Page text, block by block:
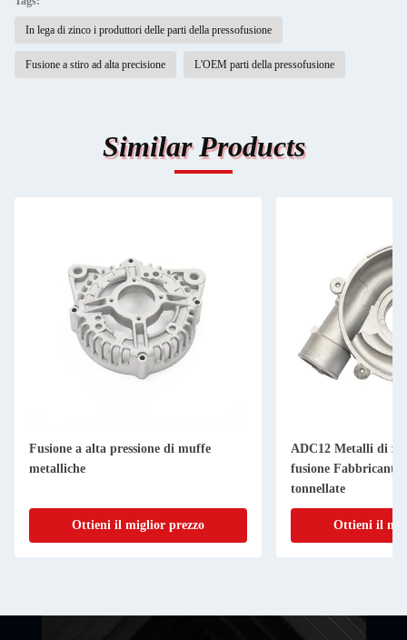
In lega di zinco i produttori delle parti della pressofusione
Fusione a stiro ad alta precisione L'OEM parti della pressofusione
Similar Products
Fusione a alta pressione di muffe
metalliche
Ottieni il miglior prezzo
ADC12 Metalli di
fusione Fabbricanti
tonnellate
Ottieni il